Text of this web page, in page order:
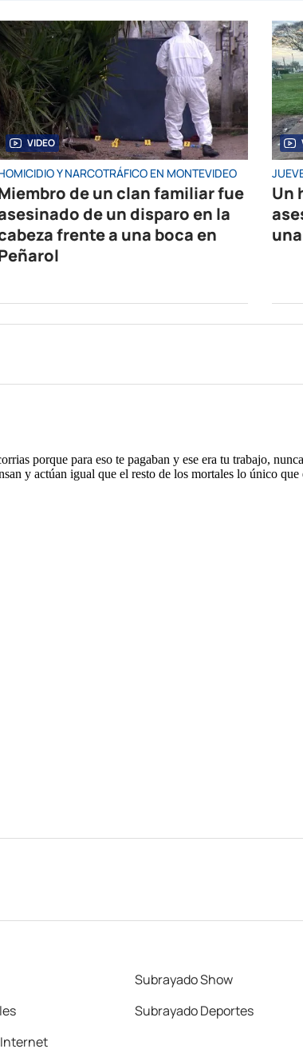
VIDEO
Y NARCOTRÁFICO EN MONTEVIDEO
de un clan familiar fue
de un disparo en la
frente a una boca en
Un
Subrayado Show
Subrayado Deportes